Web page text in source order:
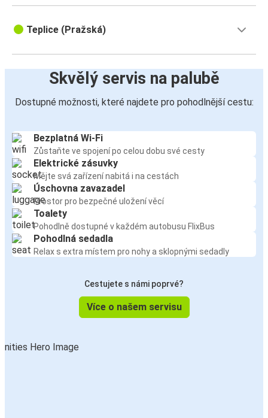
Teplice (Pražská)
Skvělý servis na palubě
Dostupné možnosti, které najdete pro pohodlnější cestu:
Bezplatná Wi-Fi
Zůstaňte ve spojení po celou dobu své cesty
Elektrické zásuvky
Mějte svá zařízení nabitá i na cestách
Úschovna zavazadel
Prostor pro bezpečné uložení věcí
Toalety
Pohodlně dostupné v každém autobusu FlixBus
Pohodlná sedadla
Relax s extra místem pro nohy a sklopnými sedadly
Cestujete s námi poprvé?
Více o našem servisu